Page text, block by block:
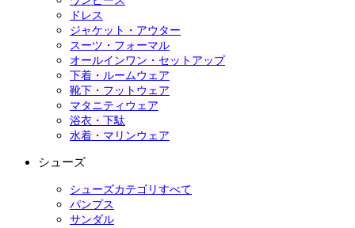
ドレス
ジャケット・アウター
スーツ・フォーマル
オールインワン・セットアップ
下着・ルームウェア
靴下・フットウェア
マタニティウェア
浴衣・下駄
水着・マリンウェア
シューズ
シューズカテゴリすべて
パンプス
サンダル